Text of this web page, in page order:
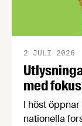
med
2 JULI 2026
I höst
nationella